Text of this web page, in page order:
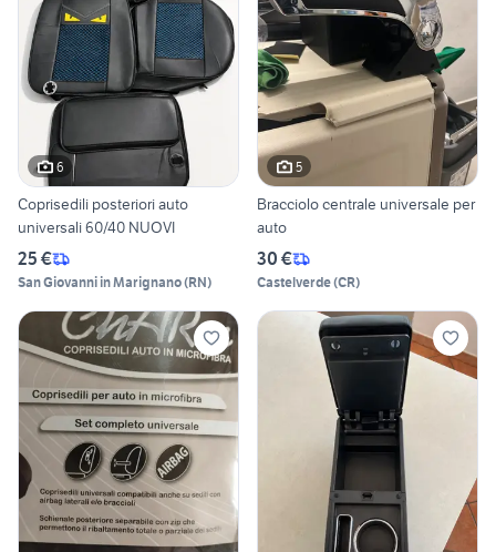
6
Coprisedili posteriori auto
universali 60/40 NUOVI
25 €
San Giovanni in Marignano(RN)
5
Bracciolo centrale universale per
auto
30 €
Castelverde(CR)